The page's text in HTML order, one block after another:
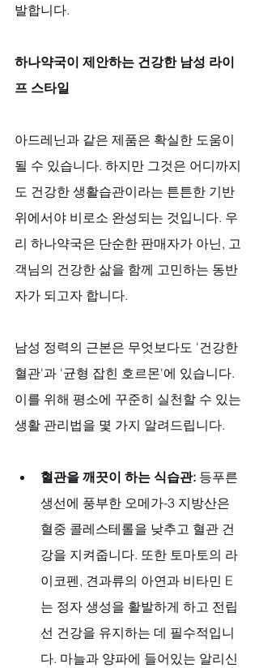
발합니다.
하나약국이 제안하는 건강한 남성 라이
프 스타일
아드레닌과 같은 제품은 확실한 도움이
될 수 있습니다. 하지만 그것은 어디까지
도 건강한 생활습관이라는 튼튼한 기반
위에서야 비로소 완성되는 것입니다. 우
리 하나약국은 단순한 판매자가 아닌, 고
객님의 건강한 삶을 함께 고민하는 동반
자가 되고자 합니다.
남성 정력의 근본은 무엇보다도 '건강한
혈관'과 '균형 잡힌 호르몬'에 있습니다.
이를 위해 평소에 꾸준히 실천할 수 있는
생활 관리법을 몇 가지 알려드립니다.
혈관을 깨끗이 하는 식습관: 등푸른
생선에 풍부한 오메가-3 지방산은
혈중 콜레스테롤을 낮추고 혈관 건
강을 지켜줍니다. 또한 토마토의 라
이코펜, 견과류의 아연과 비타민 E
는 정자 생성을 활발하게 하고 전립
선 건강을 유지하는 데 필수적입니
다. 마늘과 양파에 들어있는 알리신